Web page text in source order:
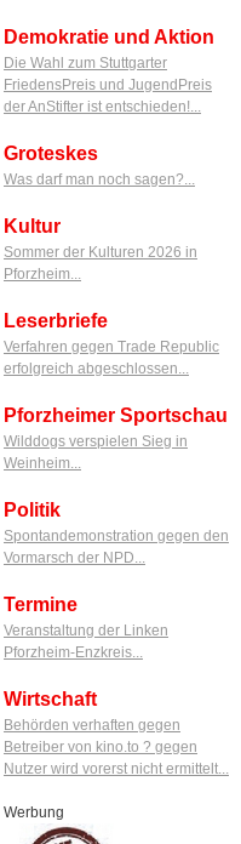
Demokratie und Aktion
Die Wahl zum Stuttgarter
FriedensPreis und JugendPreis
der AnStifter ist entschieden!...
Groteskes
Was darf man noch sagen?...
Kultur
Sommer der Kulturen 2026 in
Pforzheim...
Leserbriefe
Verfahren gegen Trade Republic
erfolgreich abgeschlossen...
Pforzheimer Sportschau
Wilddogs verspielen Sieg in
Weinheim...
Politik
Spontandemonstration gegen den
Vormarsch der NPD...
Termine
Veranstaltung der Linken
Pforzheim-Enzkreis...
Wirtschaft
Behörden verhaften gegen
Betreiber von kino.to ? gegen
Nutzer wird vorerst nicht ermittelt...
Werbung